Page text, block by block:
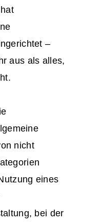
–
aus als alles,
nicht
eines
bei der